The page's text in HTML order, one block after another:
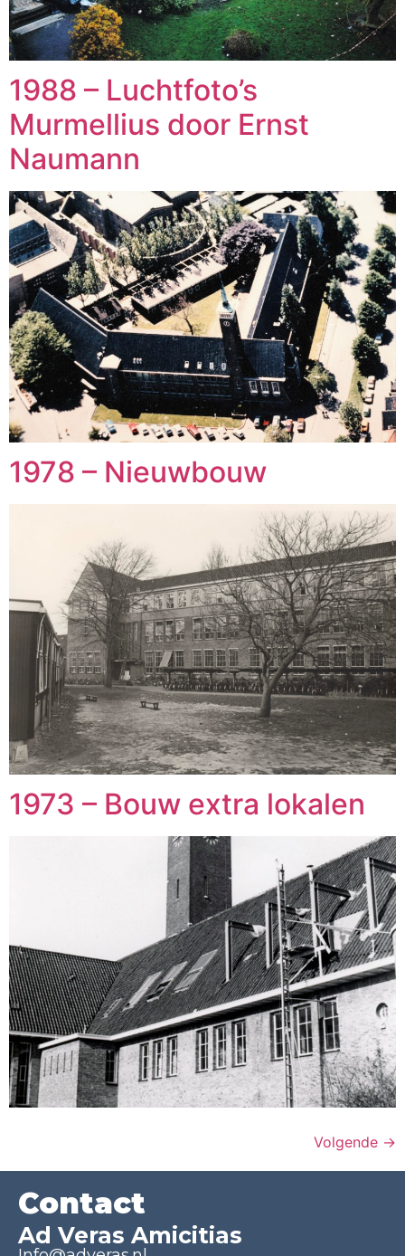
1988 – Luchtfoto’s
Murmellius door Ernst
Naumann
1978 – Nieuwbouw
1973 – Bouw extra lokalen
Volgende →
Contact
Ad Veras Amicitias